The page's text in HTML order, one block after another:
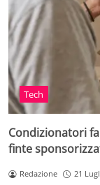
Tech
Condizionatori
finte
Redazione 21